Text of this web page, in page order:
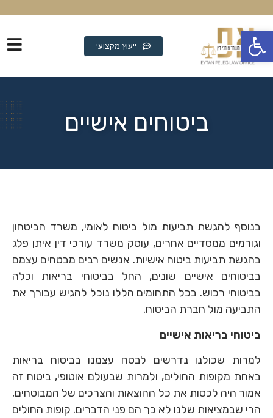
פתח סרגל נגישותייעוץ מקצועי
ביטוחים אישיים
בנוסף להגשת תביעות מול ביטוח לאומי, משרד הביטחון
וגורמים ממסדיים אחרים, עוסק משרד עורכי דין איתן פלג
בהגשת תביעות ביטוח אישיות. אנשים רבים מבטחים עצמם
בביטוחים אישיים שונים, החל בביטוחי בריאות וכלה
בביטוחי רכוש. בכל התחומים הללו נוכל להגיש עבורך את
התביעה מול חברת הביטוח.
ביטוחי בריאות אישיים
למרות שכולנו נדרשים לבטח עצמנו בביטוח בריאות
באחת מקופות החולים, ולמרות שבעולם אוטופי, ביטוח זה
אמור היה לכסות את כל ההוצאות והצרכים של המבוטחים,
הרי שבמציאות שלנו לא כך הם פני הדברים. קופות החולים